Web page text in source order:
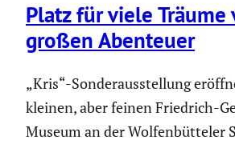
Platz für viele Träume
großen Abenteuer
„Kris“-Sonderausstellung
kleinen, aber feinen Friedrich-
Museum an der Wolfen­büt­teler